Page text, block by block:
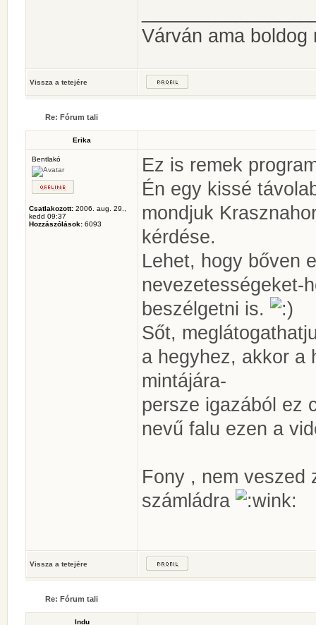
Várván ama boldog
Vissza a tetejére
Re: Fórum tali
Erika
Bentlakó
Csatlakozott: 2006. aug. 29.,
kedd 09:37
Hozzászólások: 6093
Ez is remek
Én egy kissé
mondjuk
kérdése.
Lehet, hogy bőven
nevezetességeket-
beszélgetni is.
Sőt,
a hegyhez, akkor a
mintájára-
persze igazából ez
nevű falu ezen a
Fony , nem veszed
számládra
Vissza a tetejére
Re: Fórum tali
Indu